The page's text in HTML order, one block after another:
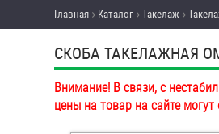
Товары со скидкой
Анкеры
Антивандальный крепёж,
инструмент
Болты и винты
Главная Каталог Такелаж
СКОБА ТАКЕЛАЖНАЯ
Внимание! В связи, с
цены на товар на сайте